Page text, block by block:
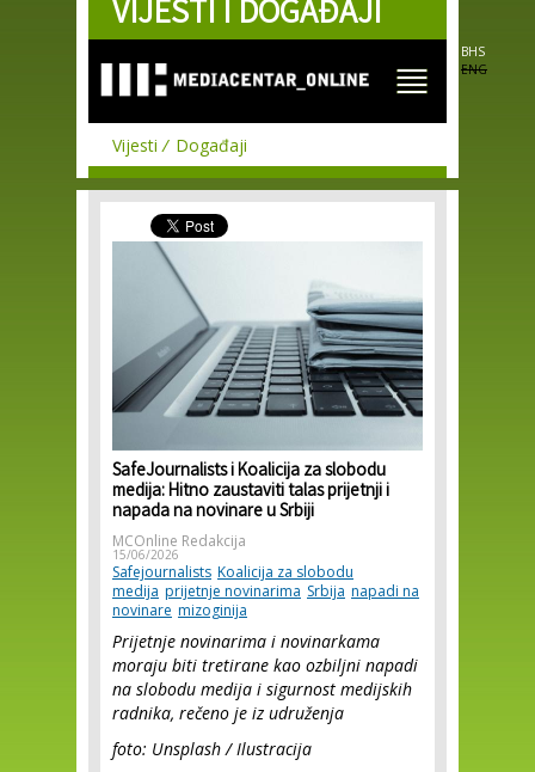
Skip to
main
VIJESTI I DOGAĐAJI
BHS
ENG
Vijesti Događaji
SafeJournalists i Koalicija za slobodu
medija: Hitno zaustaviti talas prijetnji i
napada na novinare u Srbiji
MCOnline Redakcija
15/06/2026
Safejournalists Koalicija za slobodu
medija prijetnje novinarima Srbija napadi na
novinare mizoginija
Prijetnje novinarima i novinarkama
moraju biti tretirane kao ozbiljni napadi
na slobodu medija i sigurnost medijskih
radnika, rečeno je iz udruženja
foto: Unsplash / Ilustracija